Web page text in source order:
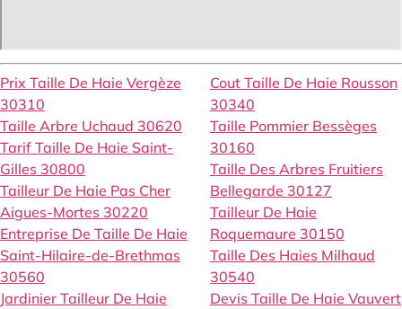
Prix Taille De Haie Vergèze
30310
Taille Arbre Uchaud 30620
Tarif Taille De Haie Saint-
Gilles 30800
Tailleur De Haie Pas Cher
Aigues-Mortes 30220
Entreprise De Taille De Haie
Saint-Hilaire-de-Brethmas
30560
Jardinier Tailleur De Haie
Cout Taille De Haie Rousson
30340
Taille Pommier Bessèges
30160
Taille Des Arbres Fruitiers
Bellegarde 30127
Tailleur De Haie
Roquemaure 30150
Taille Des Haies Milhaud
30540
Devis Taille De Haie Vauvert